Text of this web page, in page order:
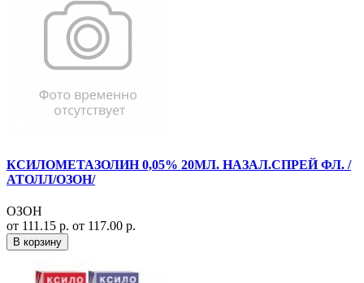
КСИЛОМЕТАЗОЛИН 0,05% 20МЛ. НАЗАЛ.СПРЕЙ ФЛ. /
АТОЛЛ/ОЗОН/
ОЗОН
от 111.15 р. от 117.00 р.
В корзину